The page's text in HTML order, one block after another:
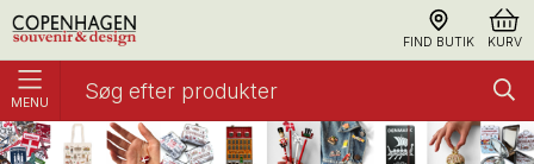
FIND BUTIK KURV
MENU
Forside Populære produkter